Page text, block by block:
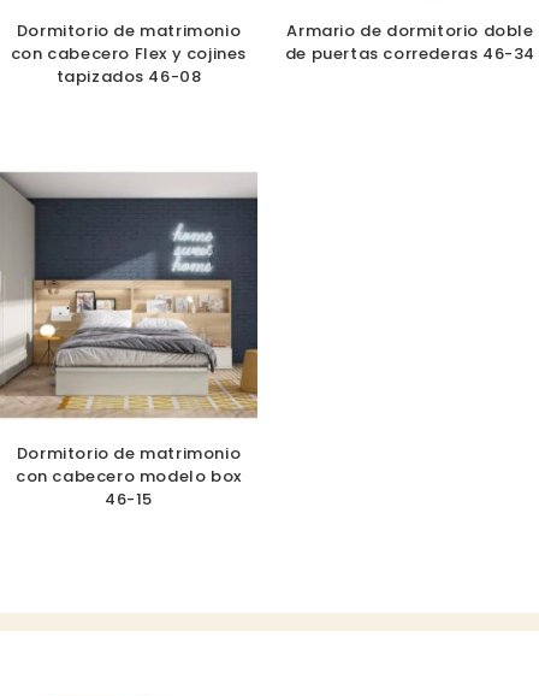
Dormitorio de matrimonio
con cabecero Flex y cojines
tapizados 46-08
Armario de dormitorio doble
de puertas correderas 46-34
Dormitorio de matrimonio
con cabecero modelo box
46-15